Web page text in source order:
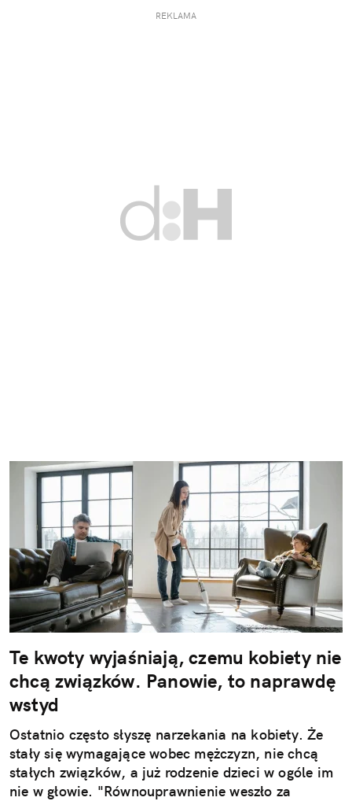
ujawniają się dopiero w dorosłym życiu.
REKLAMA
Te kwoty wyjaśniają, czemu kobiety nie
chcą związków. Panowie, to naprawdę
wstyd
Ostatnio często słyszę narzekania na kobiety. Że
stały się wymagające wobec mężczyzn, nie chcą
stałych związków, a już rodzenie dzieci w ogóle im
nie w głowie. "Równouprawnienie weszło za